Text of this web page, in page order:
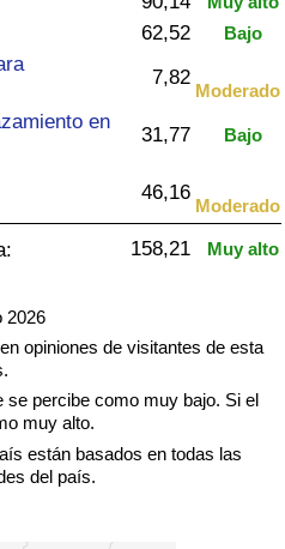
62,52 Bajo
7,82
Moderado
en
31,77 Bajo
46,16
Moderado
158,21
Muy alto
2026
opiniones de visitantes de esta
se percibe como muy bajo. Si el
muy alto.
están basados en todas las
del país.